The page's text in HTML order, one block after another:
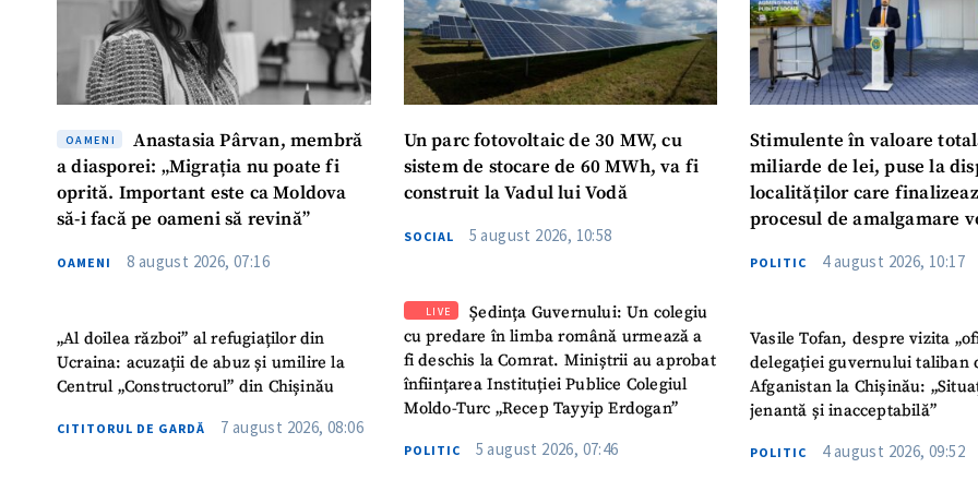
OAMENI
Anastasia Pârvan, membră
a diasporei: „Migrația nu poate fi
oprită. Important este ca Moldova
să-i facă pe oameni să revină”
OAMENI 8 august 2026, 07:16
„Al doilea război” al refugiaților din
Ucraina: acuzații de abuz și umilire la
Centrul „Constructorul” din Chișinău
CITITORUL DE GARDĂ 7 august 2026, 08:06
Un parc fotovoltaic de 30 MW, cu
sistem de stocare de 60 MWh, va fi
construit la Vadul lui Vodă
SOCIAL 5 august 2026, 10:58
LIVE
Ședința Guvernului: Un colegiu
cu predare în limba română urmează a
fi deschis la Comrat. Miniștrii au aprobat
înființarea Instituției Publice Colegiul
Moldo-Turc „Recep Tayyip Erdogan”
POLITIC 5 august 2026, 07:46
Stimulente în valoare
miliarde de lei, puse la
localităților care
procesul de amalgamare
POLITIC 4 august 2026, 10:17
Vasile Tofan, despre vizita
delegației guvernului taliban
Afganistan la Chișinău:
jenantă și inacceptabilă”
POLITIC 4 august 2026, 09:52